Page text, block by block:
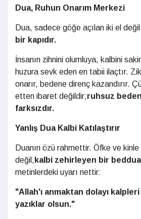
Dua, Ruhun Onarım Merkezi
Dua, sadece göğe açılan iki el
bir kapıdır.
İnsanın zihnini olumluya, kalbini
huzura sevk eden en tabii ilaçtır.
onarır, bedene direnç kazandırır.
etten ibaret değildir;ruhsuz
farksızdır.
Yanlış Dua Kalbi Katılaştırır
Duanın özü rahmettir. Öfke ve
değil, kalbi zehirleyen bir
metinlerdeki uyarı nettir:
"Allah'ı anmaktan dolayı
yazıklar olsun."